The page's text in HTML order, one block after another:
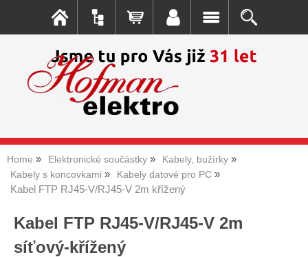
Home Elektronické součástky
Kabely, bužírky
Kabely s koncovkami
Kabely datové pro PC
Kabel FTP RJ45-V/RJ45-V 2m křížený
Kabel FTP RJ45-V/RJ45-V 2m
síťový-křížený